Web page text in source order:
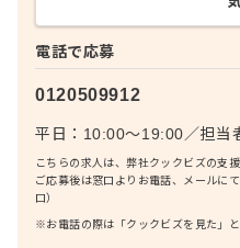
電話で応募
0120509912
平日：10:00〜19:00／担当
こちらの求人は、弊社クックビズの支
ご応募後は窓口よりお電話、メールに
口）
※お電話の際は「クックビズを見た」